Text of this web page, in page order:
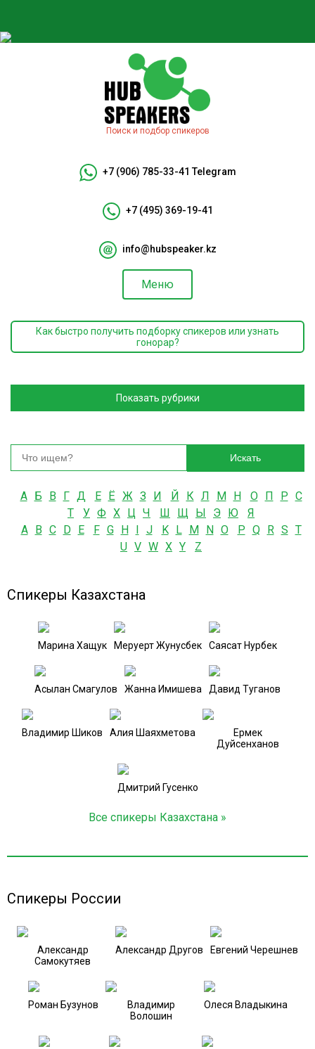
Поиск и подбор спикеров
+7 (906) 785-33-41 Telegram
+7 (495) 369-19-41
info@hubspeaker.kz
Меню
Как быстро получить подборку спикеров или узнать
гонорар?
Показать рубрики
Искать
А Б В Г Д Е Ё Ж З И Й К Л М Н О П Р С
Т
У Ф Х Ц Ч Ш Щ Ы Э Ю
Я
A
B C D E F G H J K L M N O P Q R S T
U V W X Y Z
Спикеры Казахстана
Марина Хащук Меруерт Жунусбек Саясат Нурбек
Асылан Смагулов Жанна Имишева Давид Туганов
Владимир Шиков Алия Шаяхметова
Ермек
Дуйсенханов
Дмитрий Гусенко
Все спикеры Казахстана »
Спикеры России
Александр
Самокутяев
Александр Другов Евгений Черешнев
Роман Бузунов
Владимир
Волошин
Олеся Владыкина